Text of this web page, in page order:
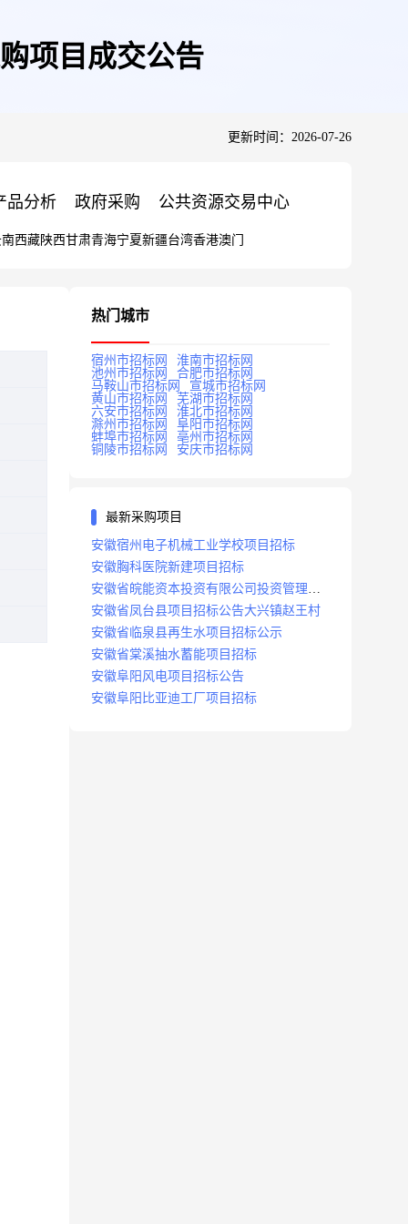
项目成交公告
更新时间：2026-07-26
品分析 政府采购 公共资源交易中心
西藏陕西甘肃青海宁夏新疆台湾香港澳门
热门城市
宿州市招标网
淮南市招标网
池州市招标网
合肥市招标网
马鞍山市招标网
宣城市招标网
黄山市招标网
芜湖市招标网
六安市招标网
淮北市招标网
滁州市招标网
阜阳市招标网
蚌埠市招标网
亳州市招标网
铜陵市招标网
安庆市招标网
最新采购项目
安徽宿州电子机械工业学校项目招标
安徽胸科医院新建项目招标
安徽省皖能资本投资有限公司投资管理系
统建设项目招标
安徽省凤台县项目招标公告大兴镇赵王村
安徽省临泉县再生水项目招标公示
安徽省棠溪抽水蓄能项目招标
安徽阜阳风电项目招标公告
安徽阜阳比亚迪工厂项目招标